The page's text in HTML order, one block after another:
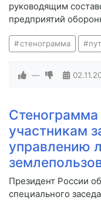
руководящим
предприятий
стенограмма
—
участникам
управлению
Президент России
специального